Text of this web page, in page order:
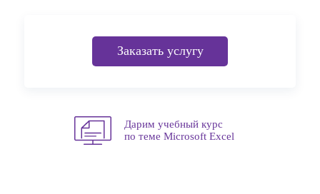
Заказать услугу
Дарим учебный курс
по теме Microsoft Excel